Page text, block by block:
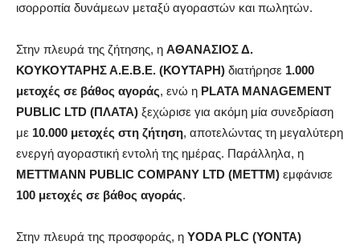
ισορροπία δυνάμεων μεταξύ αγοραστών και πωλητών.
Στην πλευρά της ζήτησης, η ΑΘΑΝΑΣΙΟΣ Δ.
ΚΟΥΚΟΥΤΑΡΗΣ Α.Ε.Β.Ε. (ΚΟΥΤΑΡΗ) διατήρησε 1.000
μετοχές σε βάθος αγοράς, ενώ η PLATA MANAGEMENT
PUBLIC LTD (ΠΛΑΤΑ) ξεχώρισε για ακόμη μία συνεδρίαση
με 10.000 μετοχές στη ζήτηση, αποτελώντας τη μεγαλύτερη
ενεργή αγοραστική εντολή της ημέρας. Παράλληλα, η
METTMANN PUBLIC COMPANY LTD (ΜΕΤΤΜ) εμφάνισε
100 μετοχές σε βάθος αγοράς.
Στην πλευρά της προσφοράς, η YODA PLC (ΥΟΝΤΑ)